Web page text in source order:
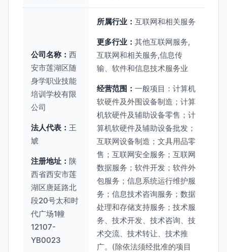
公司名称： 西
安市莲湖区随
身学职业技能
培训学校有限
公司
法人代表： 王
虓
注册地址： 陕
西省西安市莲
湖区唐延路北
段20号太和时
代广场1幢
12107-
YB0023
所属行业： 互联网和相关服务
更多行业： 其他互联网服务,
互联网和相关服务,信息传
输、软件和信息技术服务业
经营范围： 一般项目：计算机
软硬件及外围设备制造；计算
机软硬件及辅助设备零售；计
算机软硬件及辅助设备批发；
互联网设备制造；文具用品零
售；互联网安全服务；互联网
数据服务；软件开发；软件外
包服务；信息系统运行维护服
务；信息技术咨询服务；数据
处理和存储支持服务；技术服
务、技术开发、技术咨询、技
术交流、技术转让、技术推
广。(除依法须经批准的项目